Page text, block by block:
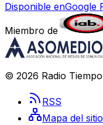
Disponible enGoogle
Miembro de
© 2026 Radio Tiempo
RSS
Mapa del sitio